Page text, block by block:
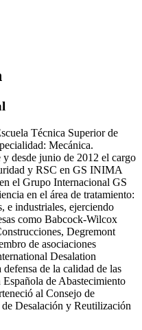
Técnica Superior de
Mecánica.
desde junio de 2012 el cargo
y RSC en GS INIMA
el Grupo Internacional GS
en el área de tratamiento:
e industriales, ejerciendo
como Babcock-Wilcox
Degremont
de asociaciones
Desalation
de la calidad de las
de Abastecimiento
al Consejo de
Desalación y Reutilización